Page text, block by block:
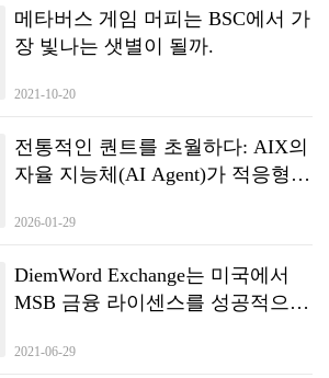
, 전 세계 사용자들을 성공적으로 Web3 세계로 유
여할 수 있는 Tap-to-Earn 방식은 빠른 사용자 성
태계 전체의 첫 번째 진입 관문 역할을 했다. 1.0
16개 국가 및 지역으로 확장되었다. 또한 Asia
으로부터 추천과 주목을 받으며, 글로벌 커뮤니
. 1.1 — 경험 업그레이드, 가치 확장, 생태계 완성
대됨에 따라, PPLDAO는 1.1 단계에서 UI 최적화,
이후 성장 속도는 폭발적으로 가속화되었으며,
PPLDAO를 새로운 차원으로 끌어올렸다. 더 중요
생태계의 핵심 인프라가 전면적으로 구현되었
음이 포함된다:• PPL 토큰 공식 발행• 연산력 센
의 완성은 PPLDAO가 2.0 시대로 진입할 수 있
. 청산절차 본 로펌의 확인에 따르면, ENG/ENGC
령에 따라 이미 청산 절차에 들어갔습니다. 관
는 12개월의 법정 관찰 기간이 적용됩니다. 이 기
는 법에 따라 진행 및 완료됩니다. 자산 및 지분
메타버스 게임 머피는 BSC에서 가
장 빛나는 샛별이 될까.
2021-10-20
전통적인 퀀트를 초월하다: AIX의
자율 지능체(AI Agent)가 적응형
2026-01-29
DiemWord Exchange는 미국에서
MSB 금융 라이센스를 성공적으로
벌 배포가 곧 시작됩니다.
2021-06-29